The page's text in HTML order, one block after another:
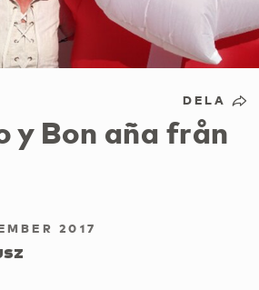
DELA
y Bon aña från
2017